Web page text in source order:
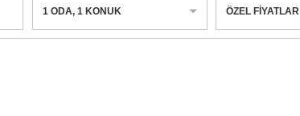
1 ODA, 1 KONUK ÖZEL FIYATLAR